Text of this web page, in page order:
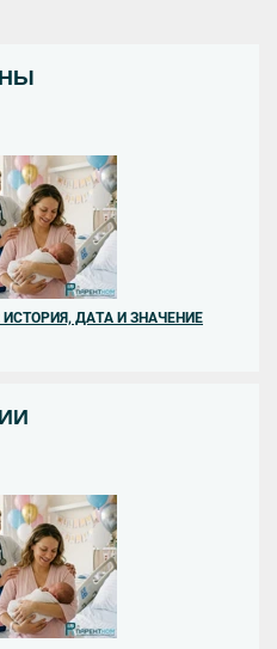
ДАТА И ЗНАЧЕНИЕ